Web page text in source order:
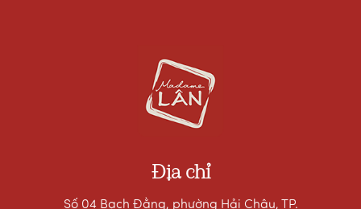
Địa chỉ
Số 04 Bạch Đằng, phường Hải Châu, TP.